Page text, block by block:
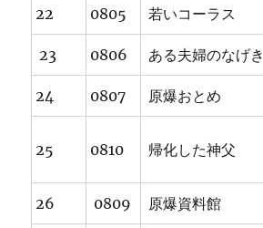
22 0805 若いコーラス
23 0806 ある夫婦のなげき
24 0807 原爆おとめ
25 0810 帰化した神父
26 0809 原爆資料館